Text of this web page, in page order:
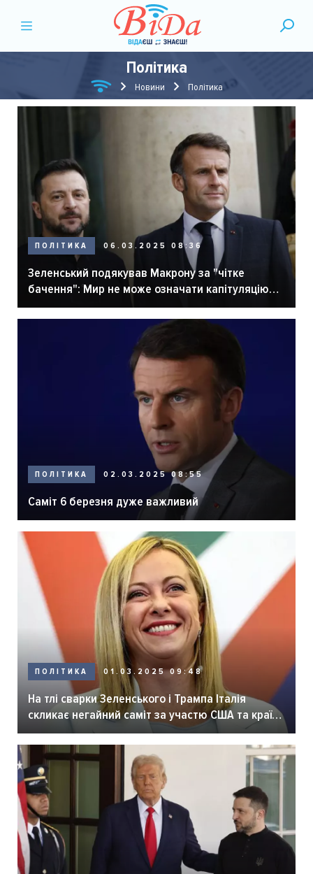
Політика
Новини Політика
ПОЛІТИКА 06.03.2025 08:36
Зеленський подякував Макрону за "чітке
бачення": Мир не може означати капітуляцію
України
ПОЛІТИКА 02.03.2025 08:55
Саміт 6 березня дуже важливий
ПОЛІТИКА 01.03.2025 09:48
На тлі сварки Зеленського і Трампа Італія
скликає негайний саміт за участю США та країн
Європи